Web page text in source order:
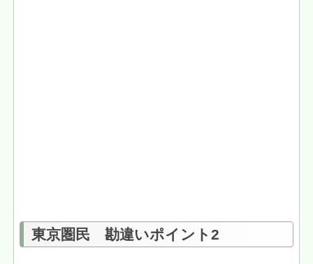
東京圏民 勘違いポイント2